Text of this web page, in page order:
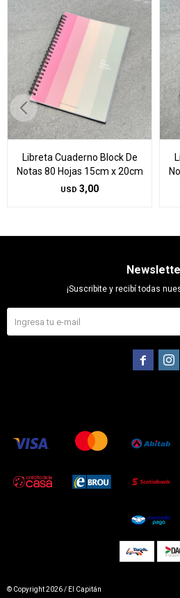
Libreta Cuaderno Block De
Notas 80 Hojas 15cm x 20cm
USD 3,00
¡Suscribite y recibí todas
 
© Copyright 2026 / El Capitán